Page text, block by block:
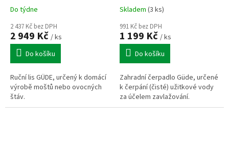
Do týdne
2 437 Kč bez DPH
2 949 Kč / ks
Do košíku
Ruční lis GÜDE, určený k domácí
výrobě moštů nebo ovocných
štáv.
Skladem (3 ks)
991 Kč bez DPH
1 199 Kč / ks
Do košíku
Zahradní čerpadlo Güde, určené
k čerpání (čisté) užitkové vody
za účelem zavlažování.